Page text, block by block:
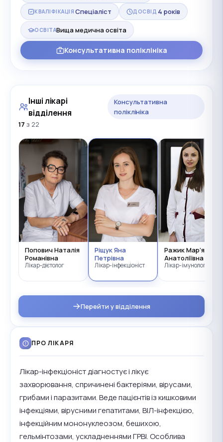
КВАЛІФІКАЦІЯ Спеціаліст ДОСВІД 4 років
ОСВІТАВища медична освіта
Консультативна поліклініка
Інші лікарі
відділення
Консультативна
поліклініка
17 з 22
Попович Наталія
Романівна
Лікар-дієтолог
Ріщук Яна
Петрівна
Лікар-інфекціоніст
Ражик Мар’яна
Анатоліївна
Лікар-імунолог
Перейти у відділення
ПРО ЛІКАРЯ
Лікар-інфекціоніст діагностує і лікує
захворювання, спричинені бактеріями, вірусами,
грибами і паразитами. Веде пацієнтів із кишковими
інфекціями, вірусними гепатитами, ВІЛ-інфекцією,
інфекційним мононуклеозом, бешихою,
гельмінтозами, ускладненнями ГРВІ. Особлива